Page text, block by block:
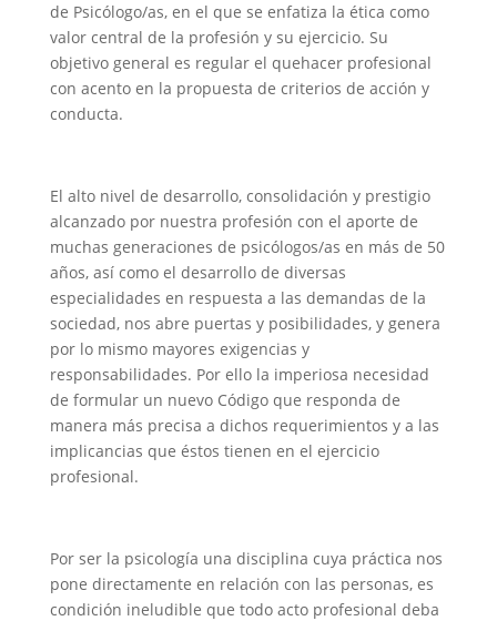
de Psicólogo/as, en el que se enfatiza la ética como
valor central de la profesión y su ejercicio. Su
objetivo general es regular el quehacer profesional
con acento en la propuesta de criterios de acción y
conducta.
El alto nivel de desarrollo, consolidación y prestigio
alcanzado por nuestra profesión con el aporte de
muchas generaciones de psicólogos/as en más de 50
años, así como el desarrollo de diversas
especialidades en respuesta a las demandas de la
sociedad, nos abre puertas y posibilidades, y genera
por lo mismo mayores exigencias y
responsabilidades. Por ello la imperiosa necesidad
de formular un nuevo Código que responda de
manera más precisa a dichos requerimientos y a las
implicancias que éstos tienen en el ejercicio
profesional.
Por ser la psicología una disciplina cuya práctica nos
pone directamente en relación con las personas, es
condición ineludible que todo acto profesional deba